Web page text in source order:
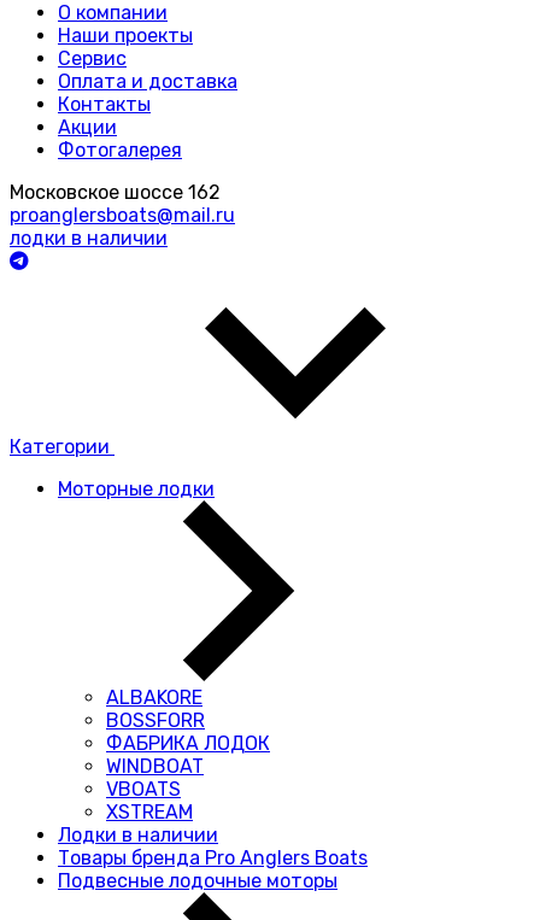
О компании
Наши проекты
Сервис
Оплата и доставка
Контакты
Акции
Фотогалерея
Московское шоссе 162
proanglersboats@mail.ru
лодки в наличии
Категории
Моторные лодки
ALBAKORE
BOSSFORR
ФАБРИКА ЛОДОК
WINDBOAT
VBOATS
XSTREAM
Лодки в наличии
Товары бренда Pro Anglers Boats
Подвесные лодочные моторы